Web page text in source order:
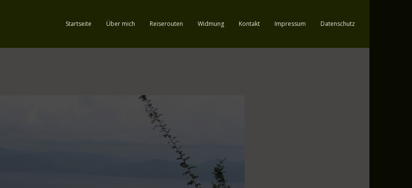
Startseite Über mich Reiserouten Widmung Kontakt Impressum Datenschutz